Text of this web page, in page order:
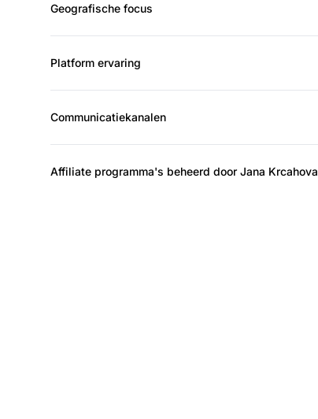
Geografische focus
Platform ervaring
Communicatiekanalen
Affiliate programma's beheerd door Jana Krcahova